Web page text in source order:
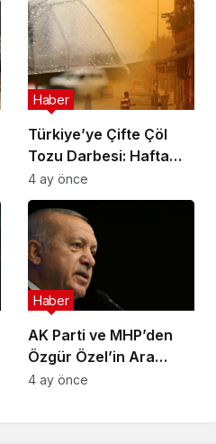
Operasyon
Türkiye’ye Çifte Çöl
Tozu Darbesi: Hafta
Sonu Çamur Yağacak!
Haber
4 ay önce
AK Parti ve MHP’den
Özgür Özel’in Ara
Seçim Çağrısına Ret
Haber
4 ay önce